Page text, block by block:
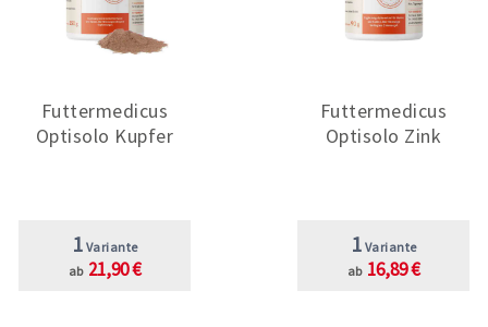
Futtermedicus
Optisolo Kupfer
1 Variante
ab 21,90 €
Futtermedicus
Optisolo Zink
1 Variante
ab 16,89 €